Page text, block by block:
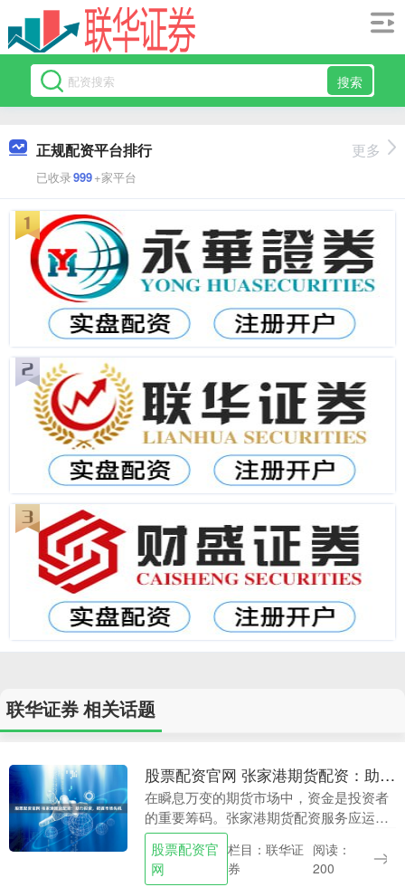
搜索
正规配资平台排行
已收录999+家平台
更多
联华证券 相关话题
股票配资官网 张家港期货配资：助力投资，把握市场先机
在瞬息万变的期货市场中，资金是投资者
的重要筹码。张家港期货配资服务应运而
生，为投资者提供资金杠杆，助力其把握
市场先机，实现投资收益最大化。 期货配
资是指投资者以....
股票配资官
网
栏目：联华证
券
阅读：
200